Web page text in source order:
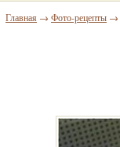
Главная → Фото-рецепты →